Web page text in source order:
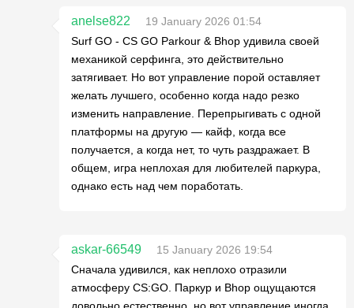
anelse822
19 January 2026 01:54
Surf GO - CS GO Parkour & Bhop удивила своей
механикой серфинга, это действительно
затягивает. Но вот управление порой оставляет
желать лучшего, особенно когда надо резко
изменить направление. Перепрыгивать с одной
платформы на другую — кайф, когда все
получается, а когда нет, то чуть раздражает. В
общем, игра неплохая для любителей паркура,
однако есть над чем поработать.
askar-66549
15 January 2026 19:54
Сначала удивился, как неплохо отразили
атмосферу CS:GO. Паркур и Bhop ощущаются